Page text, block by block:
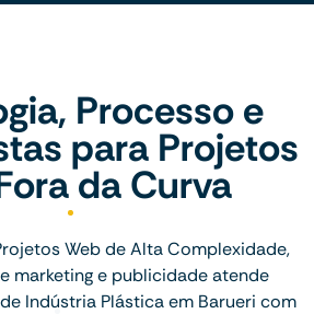
Processo e
para Projetos
da Curva
Web de Alta Complexidade,
marketing e publicidade atende
Indústria Plástica em Barueri com